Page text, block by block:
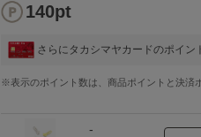
140pt
さらにタカシマヤカードのポイン
※表示のポイント数は、商品ポイントと決済
-